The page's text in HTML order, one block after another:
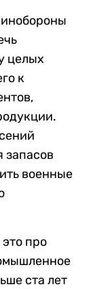
целых
к
запасов
военные
про
ста лет